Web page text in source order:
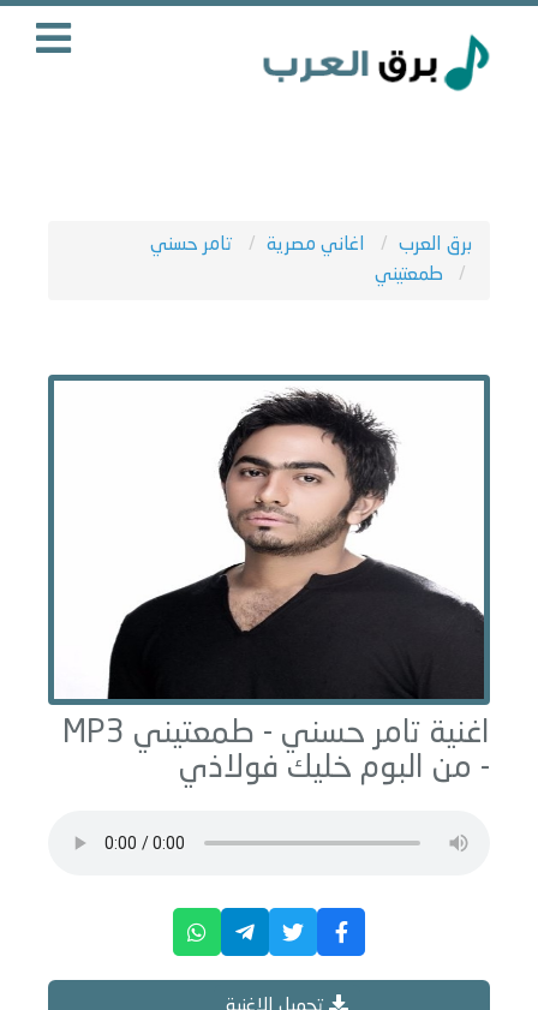
برق العرب اغاني مصرية
تامر حسني
طمعتيني
اغنية تامر حسني - طمعتيني MP3
- من البوم خليك فولاذي